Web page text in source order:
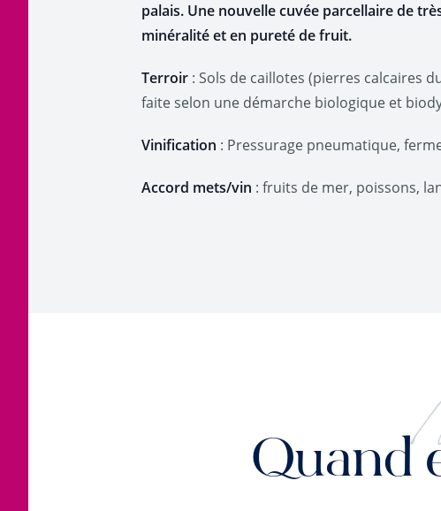
palais. Une nouvelle cuvée parcellaire de
minéralité et en pureté de fruit.
Terroir : Sols de caillotes (pierres calcaires
faite selon une démarche biologique et
Vinification : Pressurage pneumatique,
Accord mets/vin : fruits de mer, poissons,
Quand